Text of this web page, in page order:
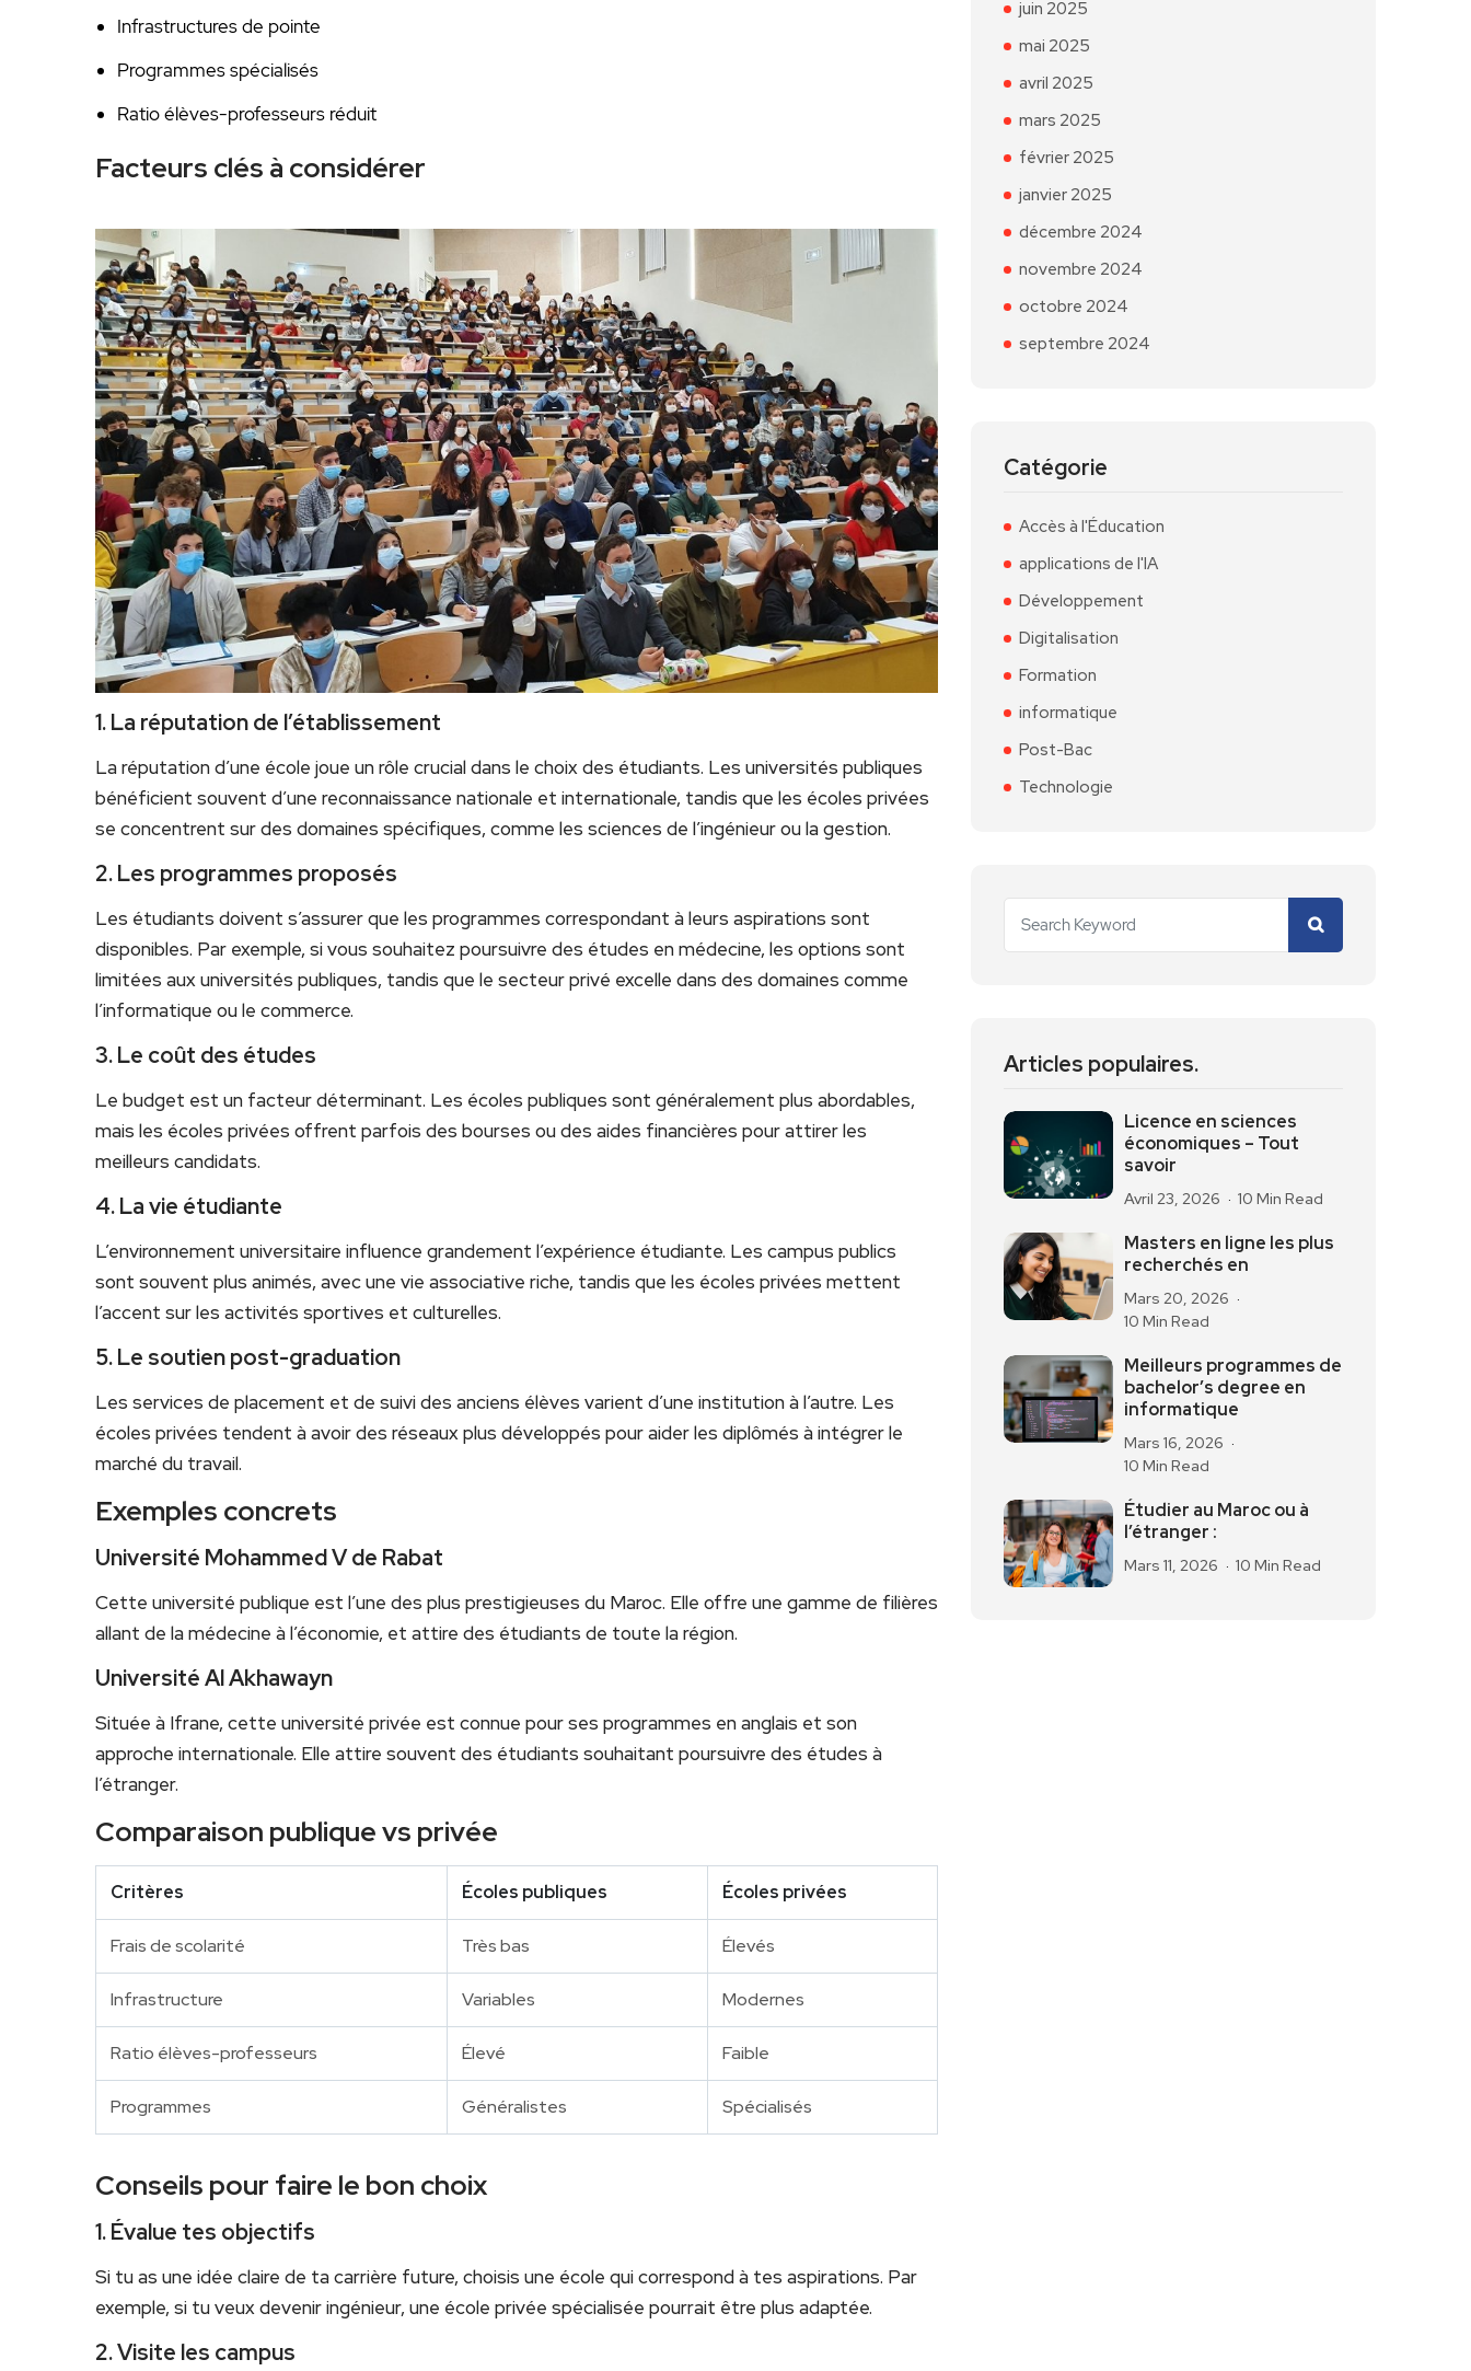
Infrastructures de pointe
Programmes spécialisés
Ratio élèves-professeurs réduit
Facteurs clés à considérer
1. La réputation de l’établissement
La réputation d’une école joue un rôle crucial dans le choix des étudiants. Les universités publiques
bénéficient souvent d’une reconnaissance nationale et internationale, tandis que les écoles privées
se concentrent sur des domaines spécifiques, comme les sciences de l’ingénieur ou la gestion.
2. Les programmes proposés
Les étudiants doivent s’assurer que les programmes correspondant à leurs aspirations sont
disponibles. Par exemple, si vous souhaitez poursuivre des études en médecine, les options sont
limitées aux universités publiques, tandis que le secteur privé excelle dans des domaines comme
l’informatique ou le commerce.
3. Le coût des études
Le budget est un facteur déterminant. Les écoles publiques sont généralement plus abordables,
mais les écoles privées offrent parfois des bourses ou des aides financières pour attirer les
meilleurs candidats.
4. La vie étudiante
L’environnement universitaire influence grandement l’expérience étudiante. Les campus publics
sont souvent plus animés, avec une vie associative riche, tandis que les écoles privées mettent
l’accent sur les activités sportives et culturelles.
5. Le soutien post-graduation
Les services de placement et de suivi des anciens élèves varient d’une institution à l’autre. Les
écoles privées tendent à avoir des réseaux plus développés pour aider les diplômés à intégrer le
marché du travail.
Exemples concrets
Université Mohammed V de Rabat
Cette université publique est l’une des plus prestigieuses du Maroc. Elle offre une gamme de filières
allant de la médecine à l’économie, et attire des étudiants de toute la région.
Université Al Akhawayn
Située à Ifrane, cette université privée est connue pour ses programmes en anglais et son
approche internationale. Elle attire souvent des étudiants souhaitant poursuivre des études à
l’étranger.
Comparaison publique vs privée
Critères Écoles publiques Écoles privées
Frais de scolarité Très bas Élevés
Infrastructure Variables Modernes
Ratio élèves-professeurs Élevé Faible
Programmes Généralistes Spécialisés
Conseils pour faire le bon choix
1. Évalue tes objectifs
Si tu as une idée claire de ta carrière future, choisis une école qui correspond à tes aspirations. Par
exemple, si tu veux devenir ingénieur, une école privée spécialisée pourrait être plus adaptée.
2. Visite les campus
juin 2025
mai 2025
avril 2025
mars 2025
février 2025
janvier 2025
décembre 2024
novembre 2024
octobre 2024
septembre 2024
Catégorie
Accès à l'Éducation
applications de l'IA
Développement
Digitalisation
Formation
informatique
Post-Bac
Technologie
Articles populaires.
Licence en sciences
économiques – Tout
savoir
Avril 23, 2026 10 Min Read
Masters en ligne les plus
recherchés en
Mars 20, 2026
10 Min Read
Meilleurs programmes de
bachelor’s degree en
informatique
Mars 16, 2026
10 Min Read
Étudier au Maroc ou à
l’étranger :
Mars 11, 2026 10 Min Read